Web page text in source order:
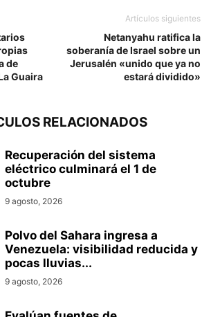
de
Guaira
Artículos siguientes
Netanyahu ratifica la
soberanía de Israel sobre un
Jerusalén «unido que ya no
estará dividido»
RELACIONADOS
Recuperación del sistema
eléctrico culminará el 1 de
octubre
9 agosto, 2026
Polvo del Sahara ingresa a
Venezuela: visibilidad reducida y
pocas lluvias...
9 agosto, 2026